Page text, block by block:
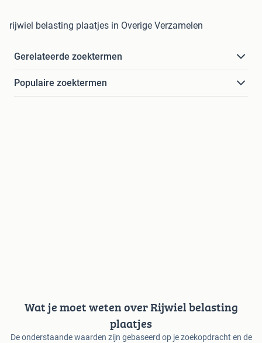
rijwiel belasting plaatjes in Overige Verzamelen
Gerelateerde zoektermen
Populaire zoektermen
Wat je moet weten over Rijwiel belasting
plaatjes
De onderstaande waarden zijn gebaseerd op je zoekopdracht en de